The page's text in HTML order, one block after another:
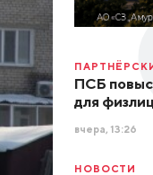
ПСБ
для
вчера, 13:26
НОВОСТИ